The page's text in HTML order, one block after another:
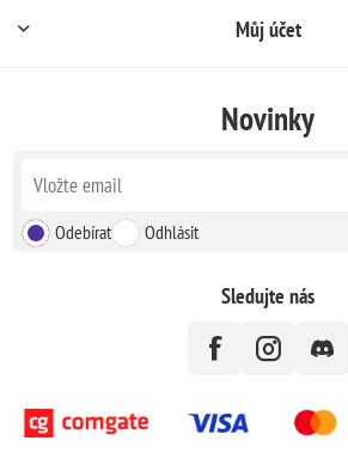
Můj účet
Novinky
Odebírat Odhlásit
Sledujte nás